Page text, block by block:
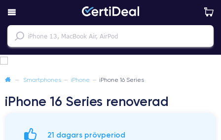
— Smartphones — iPhone — iPhone 16 Series
iPhone 16 Series renoverad
21 dagars prövperiod